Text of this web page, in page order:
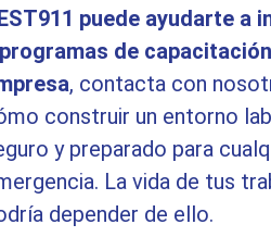
puede ayudarte a
de
, contacta con
construir un entorno
y preparado para
La vida de tus
depender de ello.